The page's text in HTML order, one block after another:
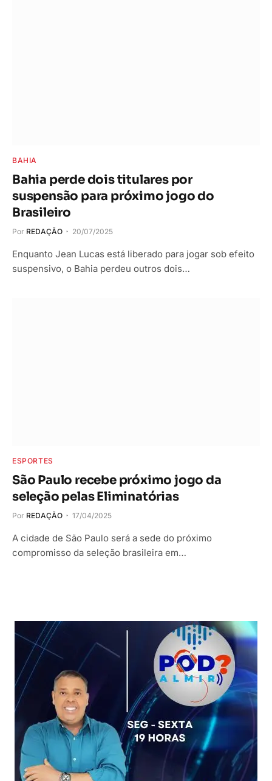
BAHIA
Bahia perde dois titulares por
suspensão para próximo jogo do
Brasileiro
Por REDAÇÃO 20/07/2025
Enquanto Jean Lucas está liberado para jogar sob efeito
suspensivo, o Bahia perdeu outros dois…
ESPORTES
São Paulo recebe próximo jogo da
seleção pelas Eliminatórias
Por REDAÇÃO 17/04/2025
A cidade de São Paulo será a sede do próximo
compromisso da seleção brasileira em…